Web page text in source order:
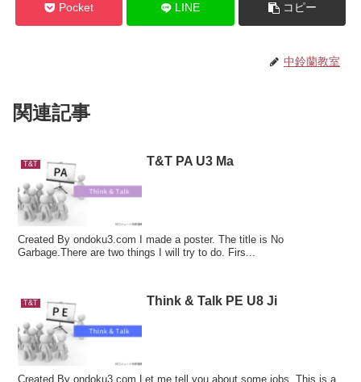
Pocket LINE コピー
中鈴蘭教室
関連記事
T&T T&T PA U3 Ma
Created By ondoku3.com I made a poster. The title is No
Garbage.There are two things I will try to do. Firs...
T&T Think & Talk PE U8 Ji
Created By ondoku3.com Let me tell you about some jobs. This is a